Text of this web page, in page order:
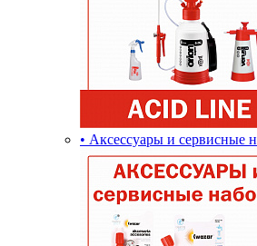
• Аксессуары и сервисные